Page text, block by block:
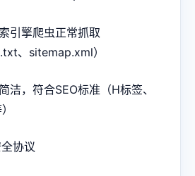
引擎爬虫正常抓取
、sitemap.xml）
洁，符合SEO标准（H标签、
协议